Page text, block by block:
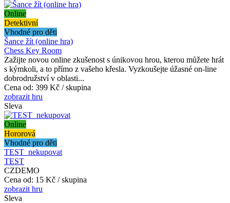
Online
Detektivní
Vhodné pro děti
Šance žít (online hra)
Chess Key Room
Zažijte novou online zkušenost s únikovou hrou, kterou můžete hrát
s kýmkoli, a to přímo z vašeho křesla. Vyzkoušejte úžasné on-line
dobrodružství v oblasti...
Cena od: 399 Kč / skupina
zobrazit hru
Sleva
Online
Hororová
Vhodné pro děti
TEST_nekupovat
TEST
CZDEMO
Cena od: 15 Kč / skupina
zobrazit hru
Sleva